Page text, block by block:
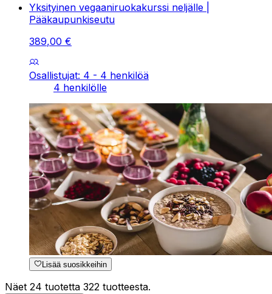
Yksityinen vegaaniruokakurssi neljälle |
Pääkaupunkiseutu
389,00 €
Osallistujat: 4 - 4 henkilöä
4 henkilölle
Lisää suosikkeihin
Näet 24 tuotetta 322 tuotteesta.